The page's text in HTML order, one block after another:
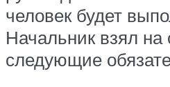
человек будет
Начальник взял на
следующие